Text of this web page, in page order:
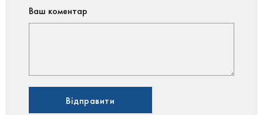
Ваш коментар